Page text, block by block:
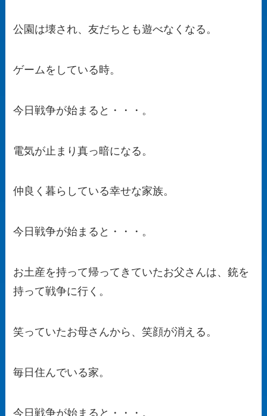
公園は壊され、友だちとも遊べなくなる。
ゲームをしている時。
今日戦争が始まると・・・。
電気が止まり真っ暗になる。
仲良く暮らしている幸せな家族。
今日戦争が始まると・・・。
お土産を持って帰ってきていたお父さんは、銃を
持って戦争に行く。
笑っていたお母さんから、笑顔が消える。
毎日住んでいる家。
今日戦争が始まると・・・。